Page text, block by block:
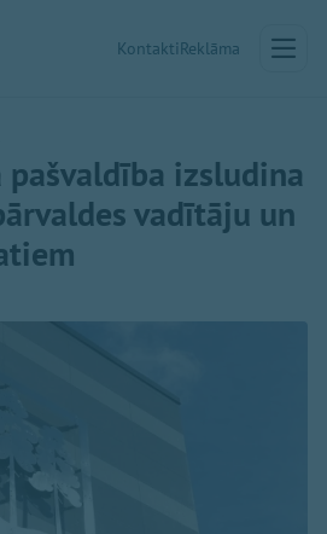
KontaktiReklāma
pašvaldība izsludina
vadītāju un